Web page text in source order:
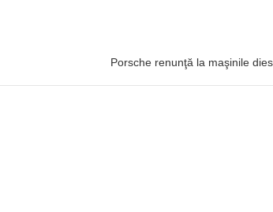
Porsche renunţă la maşinile